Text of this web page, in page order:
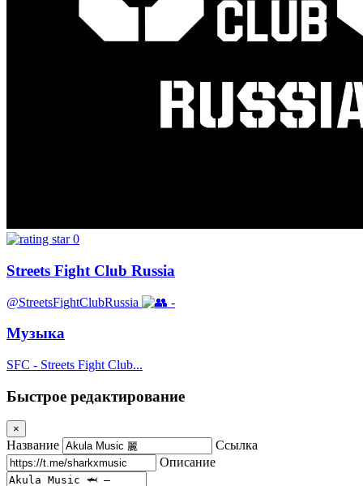
0
Streets Fight Club Russia
@StreetsFightClubRussia -
Музыка
SFC - Streets Fight Club...
Быстрое редактирование
×
Название
Ссылка
Описание